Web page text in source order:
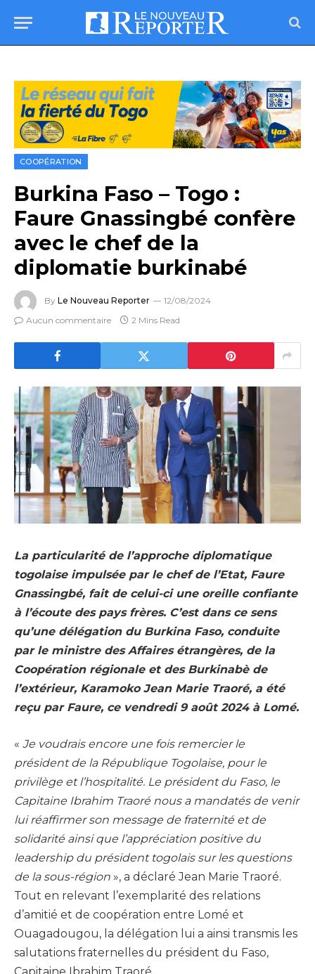
COOPÉRATION
Burkina Faso – Togo :
Faure Gnassingbé confère
avec le chef de la
diplomatie burkinabé
By Le Nouveau Reporter
12/08/2024
Aucun commentaire
2 Mins Read
La particularité de l’approche diplomatique
togolaise impulsée par le chef de l’Etat, Faure
Gnassingbé, fait de celui-ci une oreille confiante
à l’écoute des pays frères. C’est dans ce sens
qu’une délégation du Burkina Faso, conduite
par le ministre des Affaires étrangères, de la
Coopération régionale et des Burkinabè de
l’extérieur, Karamoko Jean Marie Traoré, a été
reçu par Faure, ce vendredi 9 août 2024 à Lomé.
« Je voudrais encore une fois remercier le
président de la République Togolaise, pour le
privilège et l’hospitalité. Le président du Faso, le
Capitaine Ibrahim Traoré nous a mandatés de venir
lui réaffirmer son message de fraternité et de
solidarité ainsi que l’appréciation positive du
leadership du président togolais sur les questions
de la sous-région », a déclaré Jean Marie Traoré.
Tout en relevant l’exemplarité des relations
d’amitié et de coopération entre Lomé et
Ouagadougou, la délégation lui a ainsi transmis les
salutations fraternelles du président du Faso,